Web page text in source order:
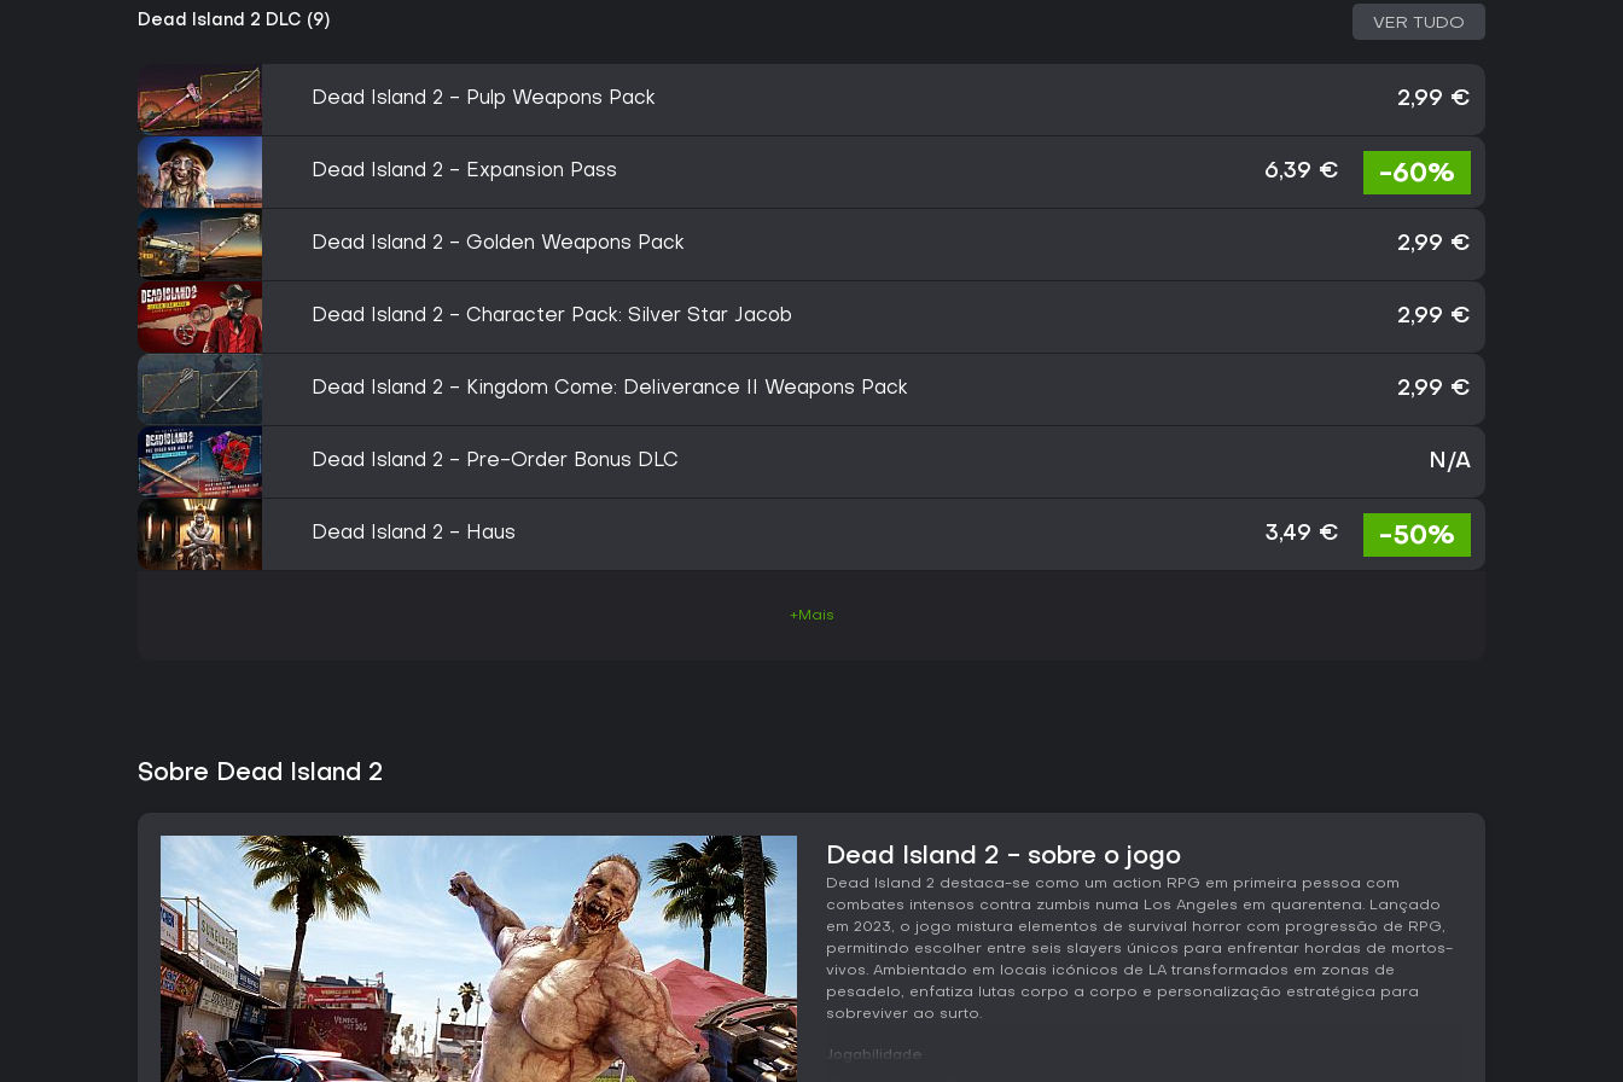
Dead Island 2 DLC (9) VER TUDO
Dead Island 2 - Pulp Weapons Pack 2,99 €
Dead Island 2 - Expansion Pass 6,39 € -60%
Dead Island 2 - Golden Weapons Pack 2,99 €
Dead Island 2 - Character Pack: Silver Star Jacob 2,99 €
Dead Island 2 - Kingdom Come: Deliverance II Weapons Pack 2,99 €
Dead Island 2 - Pre-Order Bonus DLC N/A
Dead Island 2 - Haus 3,49 € -50%
+Mais
Sobre Dead Island 2
Dead Island 2 - sobre o jogo
Dead Island 2 destaca-se como um action RPG em primeira pessoa com
combates intensos contra zumbis numa Los Angeles em quarentena. Lançado
em 2023, o jogo mistura elementos de survival horror com progressão de RPG,
permitindo escolher entre seis slayers únicos para enfrentar hordas de mortos-
vivos. Ambientado em locais icónicos de LA transformados em zonas de
pesadelo, enfatiza lutas corpo a corpo e personalização estratégica para
sobreviver ao surto.
Jogabilidade